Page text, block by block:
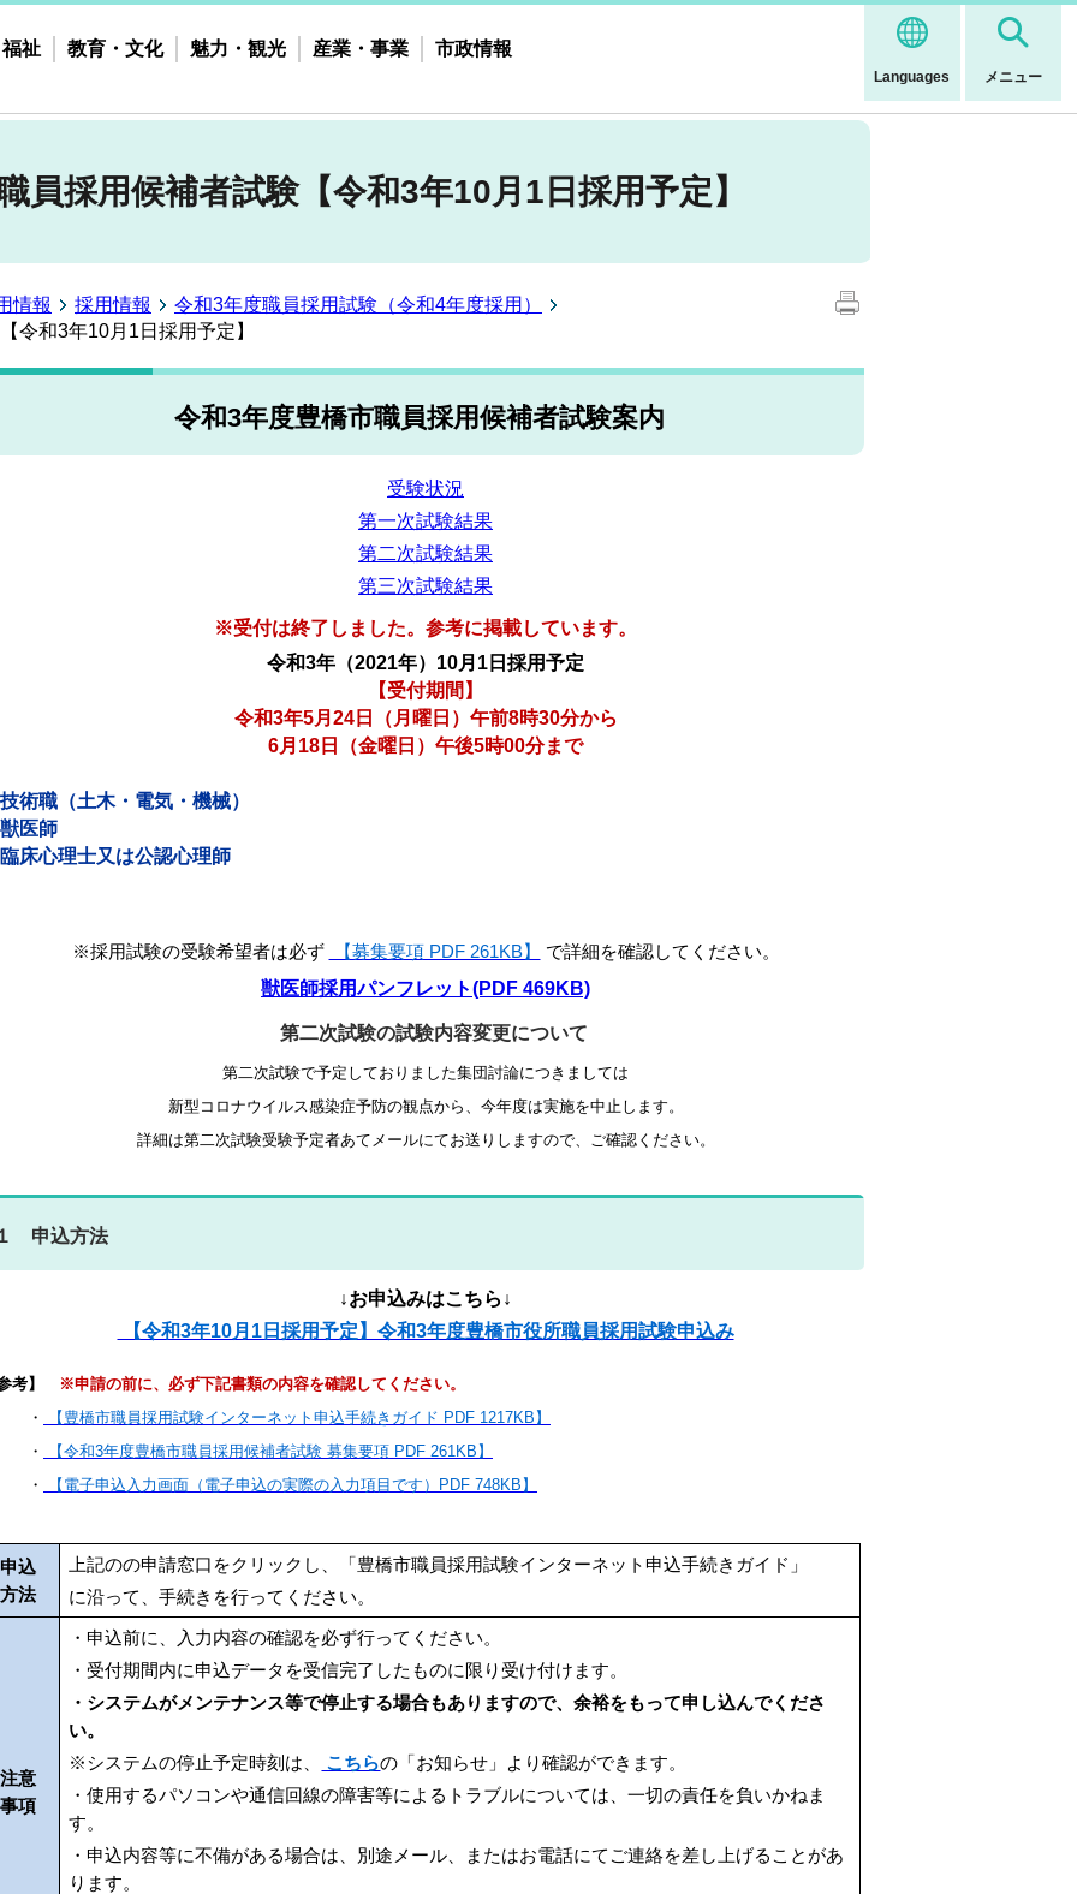
Languages メニュー
祉 教育・文化 魅力・観光 産業・事業 市政情報
員採用候補者試験【令和3年10月1日採用予定】
情報 採用情報
令和3年度職員採用試験（令和4年度採用）
令和3年10月1日採用予定】
令和3年度豊橋市職員採用候補者試験案内
受験状況
第一次試験結果
第二次試験結果
第三次試験結果
※受付は終了しました。参考に掲載しています。
令和3年（2021年）10月1日採用予定
【受付期間】
令和3年5月24日（月曜日）午前8時30分から
6月18日（金曜日）午後5時00分まで
技術職（土木・電気・機械）
獣医師
臨床心理士又は公認心理師
※採用試験の受験希望者は必ず 【募集要項 PDF 261KB】
で詳細を確認してください。
獣医師採用パンフレット(PDF 469KB)
第二次試験の試験内容変更について
第二次試験で予定しておりました集団討論につきましては
新型コロナウイルス感染症予防の観点から、今年度は実施を中止します。
詳細は第二次試験受験予定者あてメールにてお送りしますので、ご確認ください。
申込方法
↓お申込みはこちら↓
【令和3年10月1日採用予定】令和3年度豊橋市役所職員採用試験申込み
考】
※申請の前に、必ず下記書類の内容を確認してください。
【豊橋市職員採用試験インターネット申込手続きガイド PDF 1217KB】
【令和3年度豊橋市職員採用候補者試験 募集要項 PDF 261KB】
【電子申込入力画面（電子申込の実際の入力項目です）PDF 748KB】
申込
方法
上記のの申請窓口をクリックし、「豊橋市職員採用試験インターネット申込手続きガイド」
に沿って、手続きを行ってください。
注意
事項
・申込前に、入力内容の確認を必ず行ってください。
・受付期間内に申込データを受信完了したものに限り受け付けます。
・システムがメンテナンス等で停止する場合もありますので、余裕をもって申し込んでくださ
い。
※システムの停止予定時刻は、
こちらの「お知らせ」より確認ができます。
・使用するパソコンや通信回線の障害等によるトラブルについては、一切の責任を負いかねま
す。
・申込内容等に不備がある場合は、別途メール、またはお電話にてご連絡を差し上げることがあ
ります。